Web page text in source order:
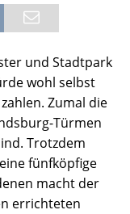
und Stadtpark
wohl selbst
Zumal die
Türmen
Trotzdem
fünfköpfige
macht der
errichteten